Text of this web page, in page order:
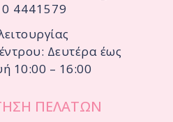
4441579
Δευτέρα έως
10:00 – 16:00
ΠΕΛΑΤΩΝ